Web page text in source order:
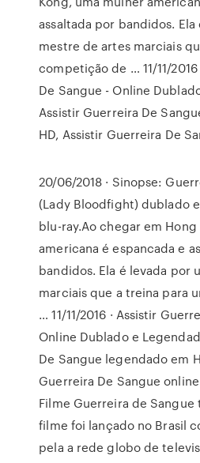
assaltada por bandidos.
mestre de artes marciais
competição de … 11/11/
De Sangue - Online
Assistir Guerreira De
HD, Assistir Guerreira De
20/06/2018 · Sinopse:
(Lady Bloodfight) dublado
blu-ray.Ao chegar em
americana é espancada e
bandidos. Ela é levada por
marciais que a treina para
… 11/11/2016 · Assistir
Online Dublado e
De Sangue legendado em
Guerreira De Sangue
Filme Guerreira de Sangue
filme foi lançado no Brasil
pela a rede globo de